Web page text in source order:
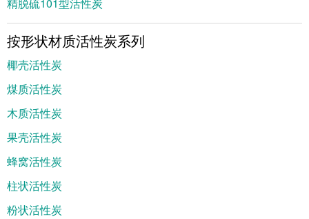
精脱硫101型活性炭
按形状材质活性炭系列
椰壳活性炭
煤质活性炭
木质活性炭
果壳活性炭
蜂窝活性炭
柱状活性炭
粉状活性炭